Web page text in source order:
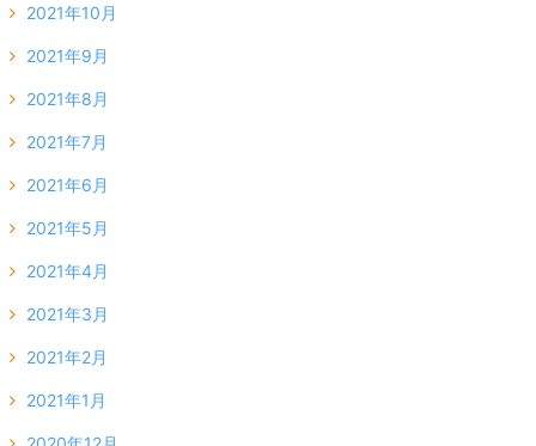
2021年10月
2021年9月
2021年8月
2021年7月
2021年6月
2021年5月
2021年4月
2021年3月
2021年2月
2021年1月